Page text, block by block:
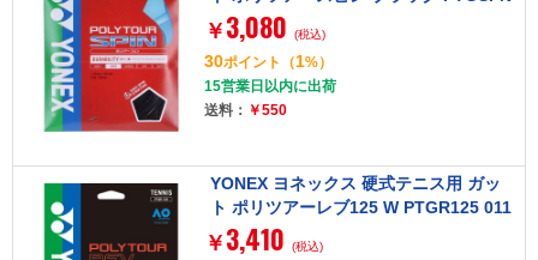
007
￥ 3,080 (税込)
30ポイント （1%）
15営業日以内に出荷
送料： ￥550
YONEX ヨネックス 硬式テニス用 ガッ
ト ポリツアーレブ125 W PTGR125 011
￥ 3,410 (税込)